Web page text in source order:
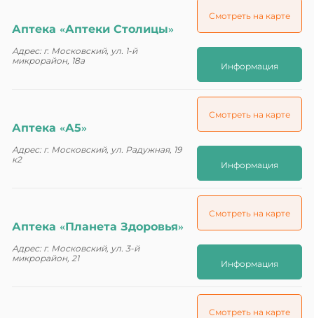
Аптека «Аптеки Столицы»
Адрес: г. Московский, ул. 1-й
микрорайон, 18а
Смотреть на карте
Информация
Аптека «А5»
Адрес: г. Московский, ул. Радужная, 19
к2
Смотреть на карте
Информация
Аптека «Планета Здоровья»
Адрес: г. Московский, ул. 3-й
микрорайон, 21
Смотреть на карте
Информация
Смотреть на карте